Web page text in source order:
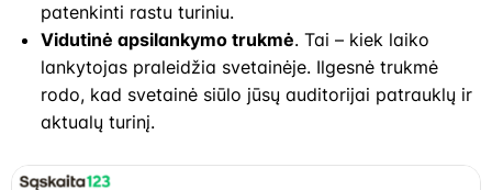
patenkinti rastu turiniu.
Vidutinė apsilankymo trukmė. Tai – kiek laiko
lankytojas praleidžia svetainėje. Ilgesnė trukmė
rodo, kad svetainė siūlo jūsų auditorijai patrauklų ir
aktualų turinį.